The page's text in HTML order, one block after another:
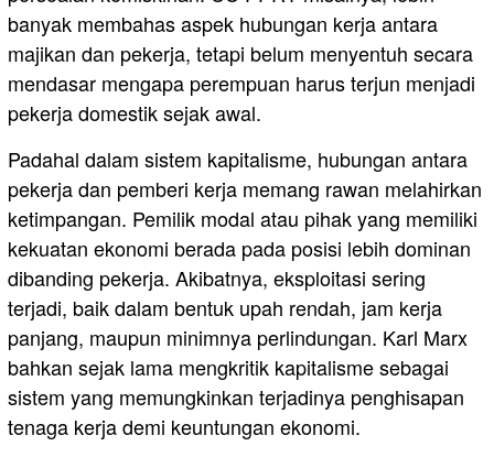
banyak membahas aspek hubungan kerja antara
majikan dan pekerja, tetapi belum menyentuh secara
mendasar mengapa perempuan harus terjun menjadi
pekerja domestik sejak awal.
Padahal dalam sistem kapitalisme, hubungan antara
pekerja dan pemberi kerja memang rawan melahirkan
ketimpangan. Pemilik modal atau pihak yang memiliki
kekuatan ekonomi berada pada posisi lebih dominan
dibanding pekerja. Akibatnya, eksploitasi sering
terjadi, baik dalam bentuk upah rendah, jam kerja
panjang, maupun minimnya perlindungan. Karl Marx
bahkan sejak lama mengkritik kapitalisme sebagai
sistem yang memungkinkan terjadinya penghisapan
tenaga kerja demi keuntungan ekonomi.